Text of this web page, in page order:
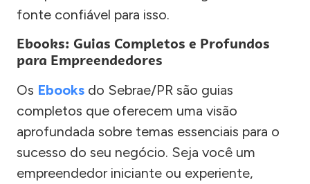
fonte confiável para isso.
Ebooks: Guias Completos e Profundos
para Empreendedores
Os Ebooks do Sebrae/PR são guias
completos que oferecem uma visão
aprofundada sobre temas essenciais para o
sucesso do seu negócio. Seja você um
empreendedor iniciante ou experiente,